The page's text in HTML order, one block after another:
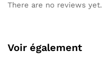
There are no reviews yet.
Voir également